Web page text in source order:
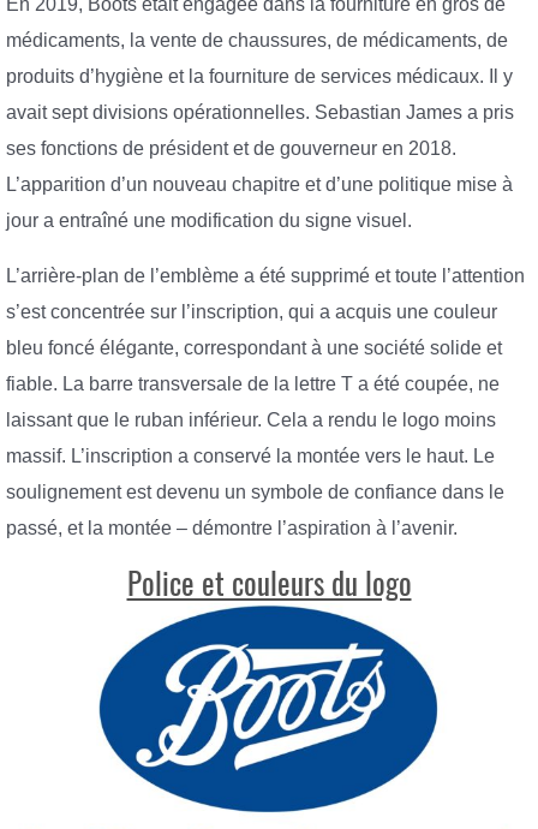
En 2019, Boots était engagée dans la fourniture en gros de
médicaments, la vente de chaussures, de médicaments, de
produits d’hygiène et la fourniture de services médicaux. Il y
avait sept divisions opérationnelles. Sebastian James a pris
ses fonctions de président et de gouverneur en 2018.
L’apparition d’un nouveau chapitre et d’une politique mise à
jour a entraîné une modification du signe visuel.
L’arrière-plan de l’emblème a été supprimé et toute l’attention
s’est concentrée sur l’inscription, qui a acquis une couleur
bleu foncé élégante, correspondant à une société solide et
fiable. La barre transversale de la lettre T a été coupée, ne
laissant que le ruban inférieur. Cela a rendu le logo moins
massif. L’inscription a conservé la montée vers le haut. Le
soulignement est devenu un symbole de confiance dans le
passé, et la montée – démontre l’aspiration à l’avenir.
Police et couleurs du logo